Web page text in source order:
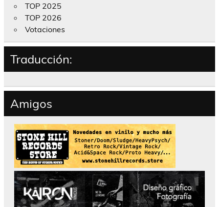
TOP 2025
TOP 2026
Votaciones
Traducción:
Amigos